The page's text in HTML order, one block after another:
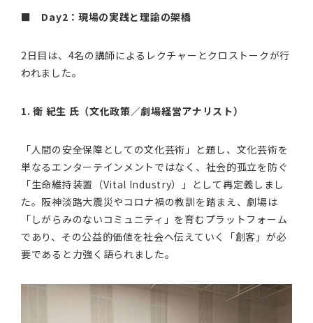
■ Day2：現場の実践と理論の架橋
2日目は、4名の講師によるレクチャーとクロストークが行
われました。
1. 衛 紀生 氏（文化政策／劇場経営アナリスト）
「人間の安全保障としての文化芸術」と題し、文化芸術を
単なるエンターテインメントではなく、社会的孤立を防ぐ
「生命維持装置（Vital Industry）」として再定義しまし
た。阪神淡路大震災やコロナ禍の教訓を踏まえ、劇場は
「しがらみのないコミュニティ」を育むプラットフォーム
であり、その公益的価値を社会へ伝えていく「創客」が必
要であると力強く語られました。